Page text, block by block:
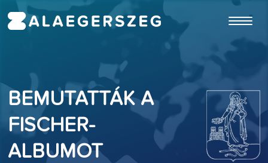
ugrás a fő tartalomhoz
BEMUTATTÁK A
FISCHER-
ALBUMOT